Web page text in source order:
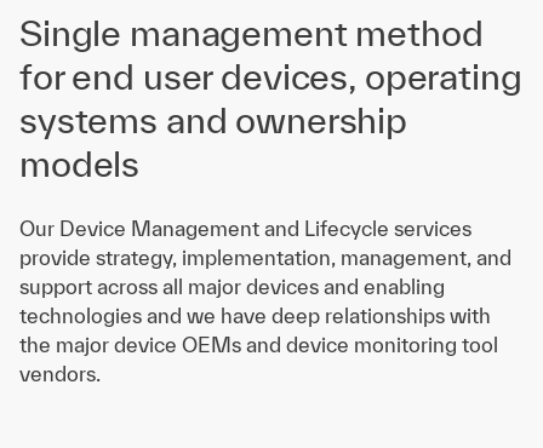
Single management method
for end user devices, operating
systems and ownership
models
Our Device Management and Lifecycle services
provide strategy, implementation, management, and
support across all major devices and enabling
technologies and we have deep relationships with
the major device OEMs and device monitoring tool
vendors.